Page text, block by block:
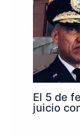
El 5 de
juicio